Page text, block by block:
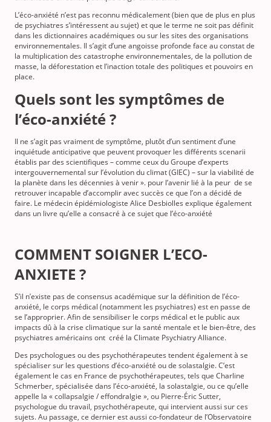
L’éco-anxiété n’est pas reconnu médicalement (bien que de plus en plus
de psychiatres s’intéressent au sujet) et que le terme ne soit pas définit
dans les dictionnaires académiques ou sur les sites des organisations
environnementales. Il s’agit d’une angoisse profonde face au constat de
la multiplication des catastrophe environnementales, de la pollution de
masse, la déforestation et l’inaction totale des politiques et pouvoirs en
place.
Quels sont les symptômes de
l’éco-anxiété ?
Il ne s’agit pas vraiment de symptôme, plutôt d’un sentiment d’une
inquiétude anticipative que peuvent provoquer les différents scenarii
établis par des scientifiques – comme ceux du Groupe d’experts
intergouvernemental sur l’évolution du climat (GIEC) – sur la viabilité de
la planète dans les décennies à venir ». pour l’avenir lié à la peur de se
retrouver incapable d’accomplir avec succès ce que l’on a décidé de
faire. Le médecin épidémiologiste Alice Desbiolles explique également
dans un livre qu’elle a consacré à ce sujet que l’éco-anxiété
COMMENT SOIGNER L’ECO-
ANXIETE ?
S’il n’existe pas de consensus académique sur la définition de l’éco-
anxiété, le corps médical (notamment les psychiatres) est en passe de
se l’approprier. Afin de sensibiliser le corps médical et le public aux
impacts dû à la crise climatique sur la santé mentale et le bien-être, des
psychiatres américains ont créé la Climate Psychiatry Alliance.
Des psychologues ou des psychothérapeutes tendent également à se
spécialiser sur les questions d’éco-anxiété ou de solastalgie. C’est
également le cas en France de psychothérapeutes, tels que Charline
Schmerber, spécialisée dans l’éco-anxiété, la solastalgie, ou ce qu’elle
appelle la « collapsalgie / effondralgie », ou Pierre-Éric Sutter,
psychologue du travail, psychothérapeute, qui intervient aussi sur ces
sujets. Au passage, ce dernier est aussi co-fondateur de l’Observatoire